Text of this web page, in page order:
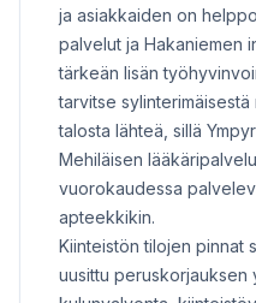
ja asiakkaiden on
palvelut ja Hakaniemen
tärkeän lisän
tarvitse
talosta lähteä, sillä
Mehiläisen
vuorokaudessa
apteekkikin.
Kiinteistön tilojen pinnat
uusittu peruskorjauksen